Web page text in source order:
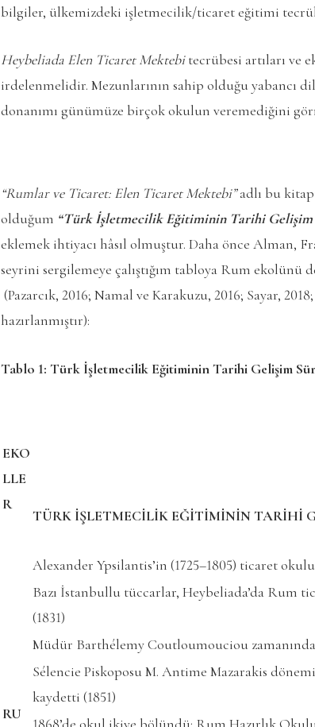
bilgiler, ülkemizdeki işletmecilik/ticaret eğitimi
Heybeliada Elen Ticaret Mektebitecrübesi artıları ve
irdelenmelidir. Mezunlarının sahip olduğu yabancı
donanımı günümüze birçok okulun veremediğini
“Rumlar ve Ticaret: Elen Ticaret Mektebi”adlı bu
olduğum “Türk İşletmecilik Eğitiminin Tarihi Gelişim
eklemek ihtiyacı hâsıl olmuştur. Daha önce Alman,
seyrini sergilemeye çalıştığım tabloya Rum
(Pazarcık, 2016; Namal ve Karakuzu, 2016; Sayar,
hazırlanmıştır):
Tablo 1: Türk İşletmecilik Eğitiminin Tarihi Gelişim
EKO
LLE
R
TÜRK İŞLETMECİLİK EĞİTİMİNİN TARİHİ
RU
Alexander Ypsilantis’in (1725–1805) ticaret
Bazı İstanbullu tüccarlar, Heybeliada’da Rum
(1831)
Müdür Barthélemy Coutloumouciou zamanında
Sélencie Piskoposu M. Antime Mazarakis
kaydetti (1851)